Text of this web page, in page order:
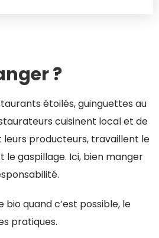
?
étoilés, guinguettes au
cuisinent local et de
leurs producteurs, travaillent le
gaspillage. Ici, bien manger
bio quand c’est possible, le
pratiques.